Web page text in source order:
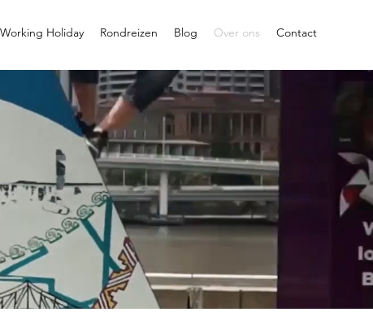
Working Holiday Rondreizen Blog Over ons Contact